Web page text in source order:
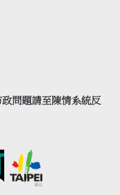
問題請至陳情系統反